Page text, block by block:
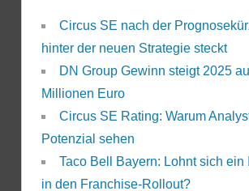
Circus SE nach der
hinter der neuen Strategie steckt
DN Group Gewinn steigt 2025
Millionen Euro
Circus SE Rating: Warum
Potenzial sehen
Taco Bell Bayern: Lohnt sich ein
in den Franchise-Rollout?